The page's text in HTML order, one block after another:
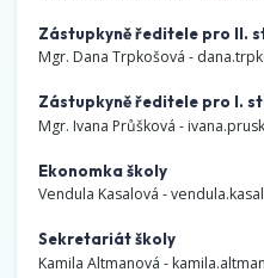
Zástupkyně ředitele pro II.
Mgr. Dana Trpkošová -
Zástupkyně ředitele pro I.
Mgr. Ivana Průšková -
Ekonomka školy
Vendula Kasalová -
Sekretariát školy
Kamila Altmanová -